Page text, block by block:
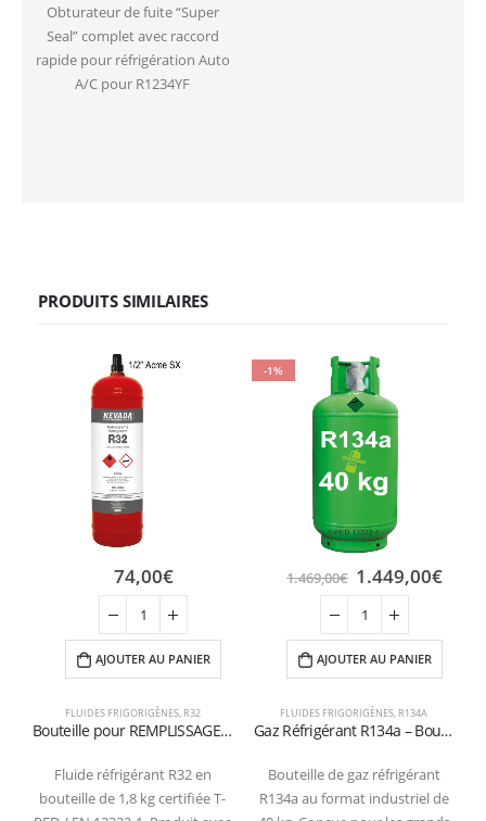
Obturateur de fuite “Super
Seal” complet avec raccord
rapide pour réfrigération Auto
A/C pour R1234YF
PRODUITS SIMILAIRES
FLUIDES FRIGORIGÈNES, R32
Bouteille pour REMPLISSAGE de gaz R32 de 1,8 kg valve 1/2″ ACME GAUCHE
Fluide réfrigérant R32 en
bouteille de 1,8 kg certifiée T-
74,00€
AJOUTER AU PANIER
-1%
FLUIDES FRIGORIGÈNES, R134A
Gaz Réfrigérant R134a – Bouteille de 40 kg (Certifiée T-PED / EN 13322-1)
Bouteille de gaz réfrigérant
R134a au format industriel de
1.469,00€ 1.449,00€
AJOUTER AU PANIER